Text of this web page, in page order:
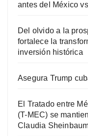
antes del México
Del olvido a la
fortalece la
inversión histórica
Asegura Trump
El Tratado entre
(T-MEC) se
Claudia